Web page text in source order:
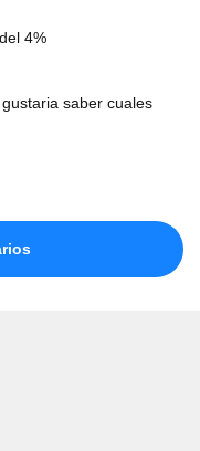
4%
saber cuales